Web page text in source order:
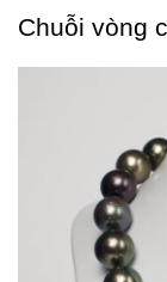
Chuỗi vòng